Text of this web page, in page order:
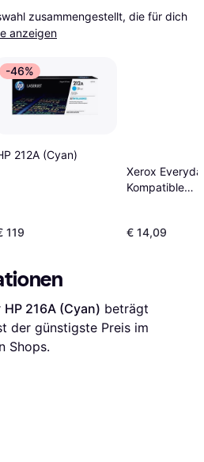
zusammengestellt, die für dich
anzeigen
-46%
212A (Cyan)
119
Xerox
Kompatible
€ 14,09
HP 216A (Cyan) beträgt
der günstigste Preis im
Shops.